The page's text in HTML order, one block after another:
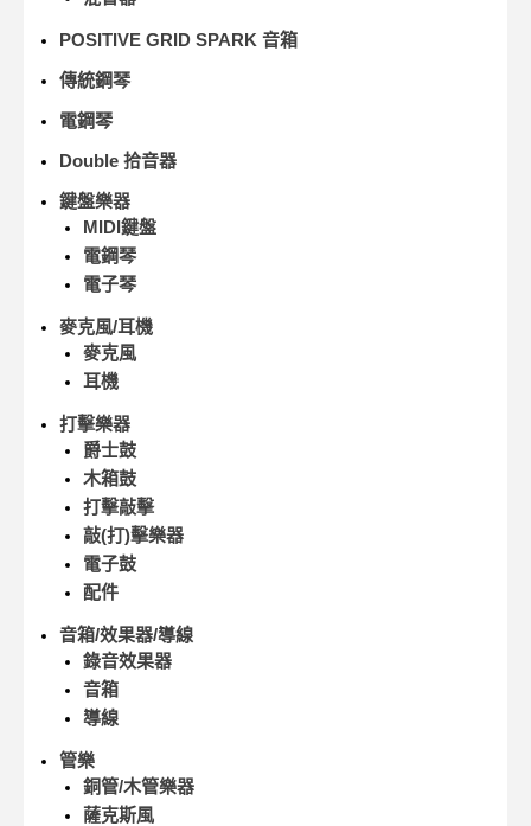
POSITIVE GRID SPARK 音箱
傳統鋼琴
電鋼琴
Double 拾音器
鍵盤樂器
MIDI鍵盤
電鋼琴
電子琴
麥克風/耳機
麥克風
耳機
打擊樂器
爵士鼓
木箱鼓
打擊敲擊
敲(打)擊樂器
電子鼓
配件
音箱/效果器/導線
錄音效果器
音箱
導線
管樂
銅管/木管樂器
薩克斯風